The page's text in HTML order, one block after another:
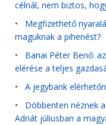
célnál, nem biztos,
• Megfizethető
maguknak a pihenést?
• Banai Péter Benő:
elérése a teljes
• A jegybank
• Döbbenten néznek
Adriát júliusban a